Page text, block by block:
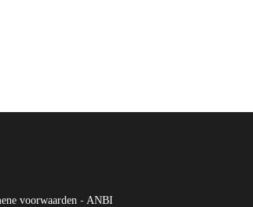
voorwaarden - ANBI